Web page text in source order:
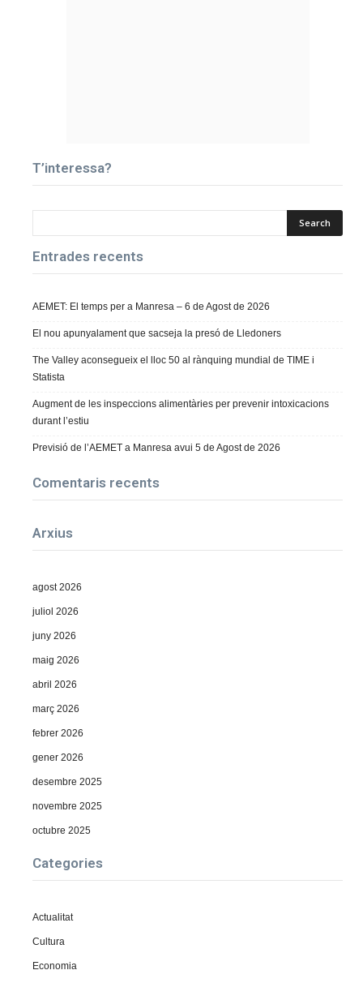
T’interessa?
Entrades recents
AEMET: El temps per a Manresa – 6 de Agost de 2026
El nou apunyalament que sacseja la presó de Lledoners
The Valley aconsegueix el lloc 50 al rànquing mundial de TIME i
Statista
Augment de les inspeccions alimentàries per prevenir intoxicacions
durant l’estiu
Previsió de l’AEMET a Manresa avui 5 de Agost de 2026
Comentaris recents
Arxius
agost 2026
juliol 2026
juny 2026
maig 2026
abril 2026
març 2026
febrer 2026
gener 2026
desembre 2025
novembre 2025
octubre 2025
Categories
Actualitat
Cultura
Economia